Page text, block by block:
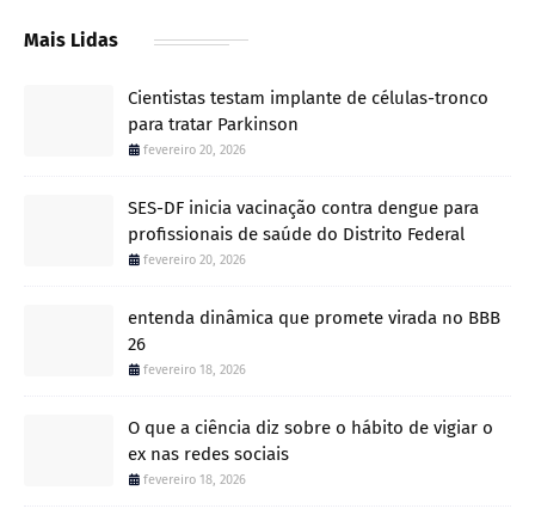
Mais Lidas
Cientistas testam implante de células-tronco
para tratar Parkinson
fevereiro 20, 2026
SES-DF inicia vacinação contra dengue para
profissionais de saúde do Distrito Federal
fevereiro 20, 2026
entenda dinâmica que promete virada no BBB
26
fevereiro 18, 2026
O que a ciência diz sobre o hábito de vigiar o
ex nas redes sociais
fevereiro 18, 2026